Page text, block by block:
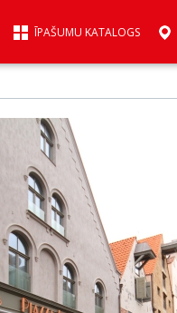
ĪPAŠUMU KATALOGS